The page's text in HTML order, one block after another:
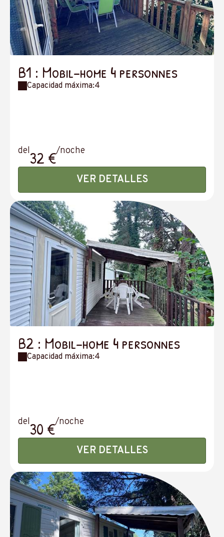
B1 : Mobil-home 4 personnes
Capacidad máxima:4
del32 €/noche
VER DETALLES
B2 : Mobil-home 4 personnes
Capacidad máxima:4
del30 €/noche
VER DETALLES